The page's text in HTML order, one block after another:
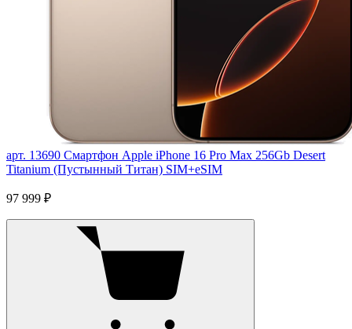
арт. 13690 Смартфон Apple iPhone 16 Pro Max 256Gb Desert
Titanium (Пустынный Титан) SIM+eSIM
97 999 ₽